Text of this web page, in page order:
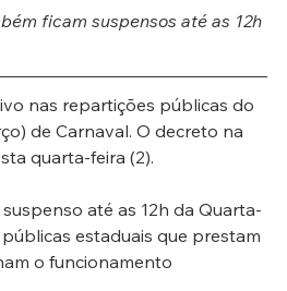
ficam suspensos até as 12h
nas repartições públicas do
de Carnaval. O decreto na
quarta-feira (2).
até as 12h da Quarta-
estaduais que prestam
o funcionamento